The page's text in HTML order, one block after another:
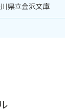
県立金沢文庫